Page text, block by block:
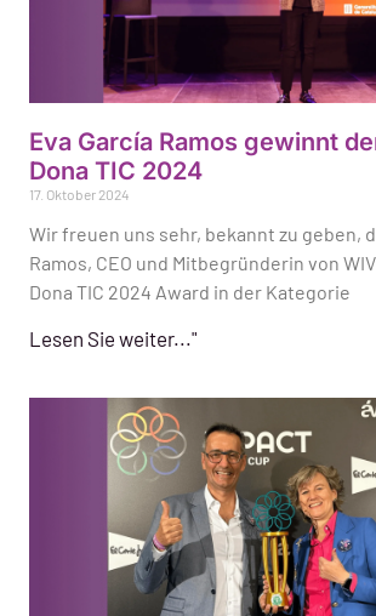
Eva García Ramos gewinnt
Dona TIC 2024
17. Oktober 2024
Wir freuen uns sehr, bekannt zu geben,
Ramos, CEO und Mitbegründerin von
Dona TIC 2024 Award in der Kategorie
Lesen Sie weiter..."